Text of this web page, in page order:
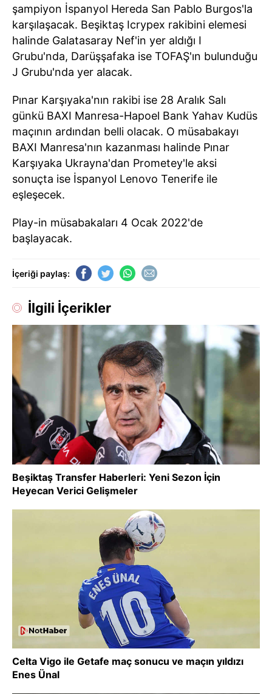
şampiyon İspanyol Hereda San Pablo Burgos'la
karşılaşacak. Beşiktaş Icrypex rakibini elemesi
halinde Galatasaray Nef'in yer aldığı I
Grubu'nda, Darüşşafaka ise TOFAŞ'ın bulunduğu
J Grubu'nda yer alacak.
Pınar Karşıyaka'nın rakibi ise 28 Aralık Salı
günkü BAXI Manresa-Hapoel Bank Yahav Kudüs
maçının ardından belli olacak. O müsabakayı
BAXI Manresa'nın kazanması halinde Pınar
Karşıyaka Ukrayna'dan Prometey'le aksi
sonuçta ise İspanyol Lenovo Tenerife ile
eşleşecek.
Play-in müsabakaları 4 Ocak 2022'de
başlayacak.
İçeriği paylaş:
İlgili İçerikler
Beşiktaş Transfer Haberleri: Yeni Sezon İçin
Heyecan Verici Gelişmeler
Celta Vigo ile Getafe maç sonucu ve maçın yıldızı
Enes Ünal